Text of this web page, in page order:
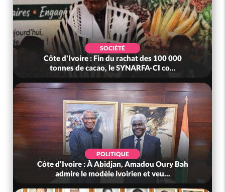
SOCIÉTÉ
Côte d'Ivoire : Fin du rachat des 100 000
tonnes de cacao, le SYNARFA-CI co...
POLITIQUE
Côte d'Ivoire : À Abidjan, Amadou Oury Bah
admire le modèle ivoirien et veu...